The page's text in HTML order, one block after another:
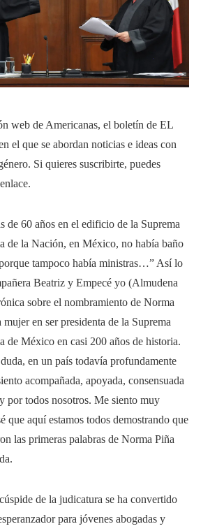
web de Americanas, el boletín de EL
el que se abordan noticias e ideas con
Si quieres suscribirte, puedes
de 60 años en el edificio de la Suprema
de la Nación, en México, no había baño
tampoco había ministras…” Así lo
Beatriz y Empecé yo (Almudena
sobre el nombramiento de Norma
en ser presidenta de la Suprema
de México en casi 200 años de historia.
en un país todavía profundamente
acompañada, apoyada, consensuada
por todos nosotros. Me siento muy
que aquí estamos todos demostrando que
las primeras palabras de Norma Piña
de la judicatura se ha convertido
para jóvenes abogadas y